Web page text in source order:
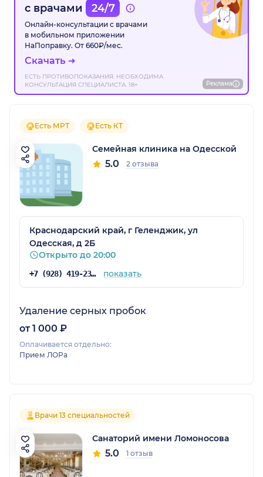
с врачами
24/7
Онлайн-консультации с врачами
в мобильном приложении
НаПоправку. От 660₽/мес.
Скачать
ЕСТЬ ПРОТИВОПОКАЗАНИЯ. НЕОБХОДИМА
КОНСУЛЬТАЦИЯ СПЕЦИАЛИСТА. 18+
Реклама
Есть МРТ Есть КТ
Семейная клиника на Одесской
5.0 2 отзыва
Краснодарский край, г Геленджик, ул
Одесская, д 2Б
Открыто до 20:00
+7 (928) 419-23-23 показать
Удаление серных пробок
от 1 000 ₽
Оплачивается отдельно:
Прием ЛОРа
Врачи 13 специальностей
Санаторий имени Ломоносова
5.0 1 отзыв